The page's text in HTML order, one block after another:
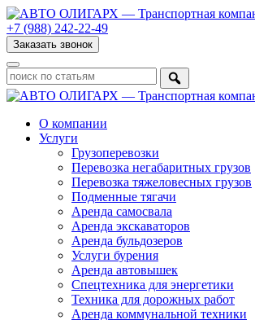
+7 (988) 242-22-49
Заказать звонок
О компании
Услуги
Грузоперевозки
Перевозка негабаритных грузов
Перевозка тяжеловесных грузов
Подменные тягачи
Аренда самосвала
Аренда экскаваторов
Аренда бульдозеров
Услуги бурения
Аренда автовышек
Спецтехника для энергетики
Техника для дорожных работ
Аренда коммунальной техники